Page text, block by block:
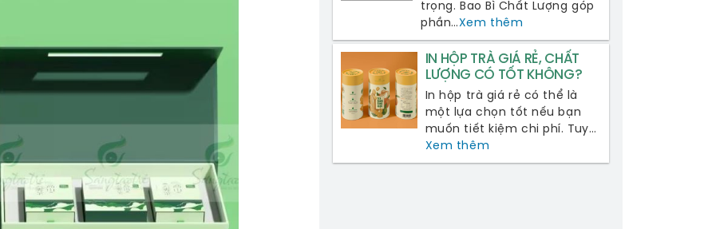
trọng. Bao Bì Chất Lượng góp
phần…Xem thêm
IN HỘP TRÀ GIÁ RẺ, CHẤT
LƯỢNG CÓ TỐT KHÔNG?
In hộp trà giá rẻ có thể là
một lựa chọn tốt nếu bạn
muốn tiết kiệm chi phí. Tuy…
Xem thêm